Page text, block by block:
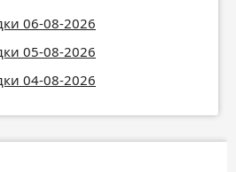
06-08-2026
05-08-2026
04-08-2026